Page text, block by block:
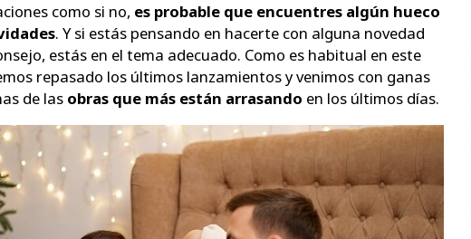
como si no, es probable que encuentres algún hueco
. Y si estás pensando en hacerte con alguna novedad
estás en el tema adecuado. Como es habitual en este
repasado los últimos lanzamientos y venimos con ganas
de las obras que más están arrasando en los últimos días.